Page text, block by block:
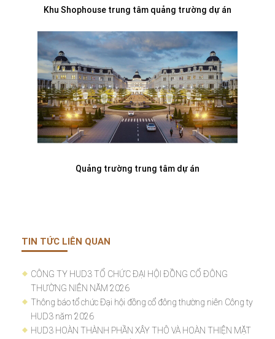
Khu Shophouse trung tâm quảng trường dự án
Quảng trường trung tâm dự án
TIN TỨC LIÊN QUAN
CÔNG TY HUD3 TỔ CHỨC ĐẠI HỘI ĐỒNG CỔ ĐÔNG
THƯỜNG NIÊN NĂM 2026
Thông báo tổ chức Đại hội đồng cổ đông thường niên Công ty
HUD3 năm 2026
HUD3 HOÀN THÀNH PHẦN XÂY THÔ VÀ HOÀN THIỆN MẶT